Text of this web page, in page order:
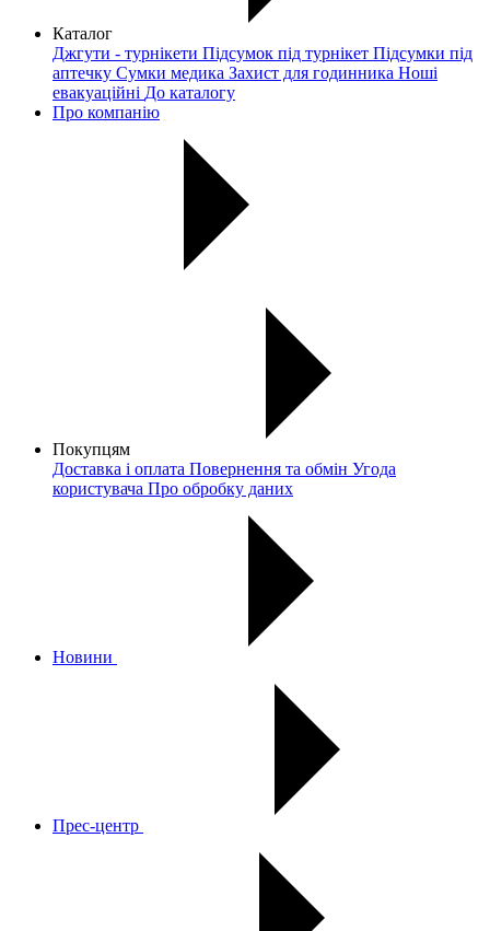
Каталог
Джгути - турнікети Підсумок під турнікет Підсумки під
аптечку Сумки медика Захист для годинника Ноші
евакуаційні До каталогу
Про компанію
Покупцям
Доставка і оплата Повернення та обмін Угода
користувача Про обробку даних
Новини
Прес-центр